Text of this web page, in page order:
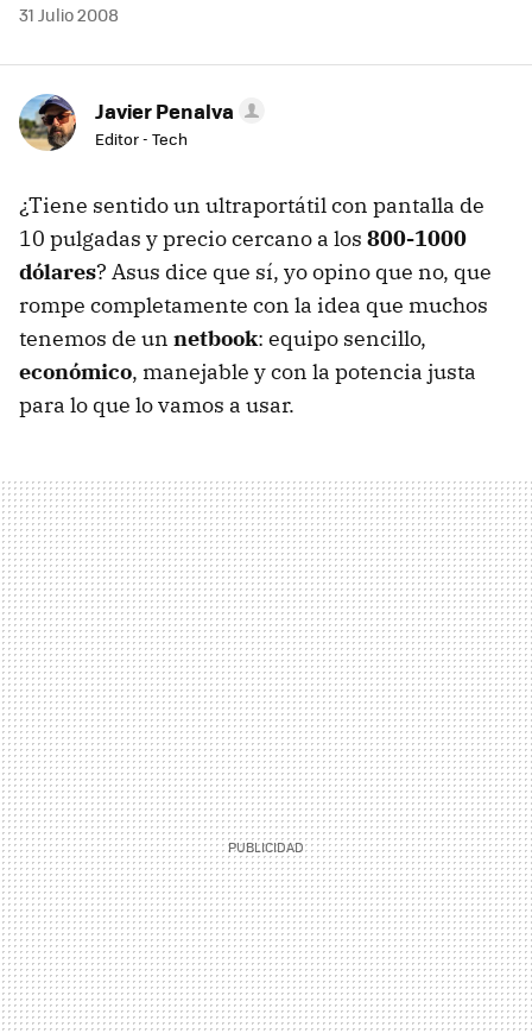
31 Julio 2008
Javier Penalva
Editor - Tech
¿Tiene sentido un ultraportátil con pantalla de
10 pulgadas y precio cercano a los 800-1000
dólares? Asus dice que sí, yo opino que no, que
rompe completamente con la idea que muchos
tenemos de un netbook: equipo sencillo,
económico, manejable y con la potencia justa
para lo que lo vamos a usar.